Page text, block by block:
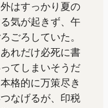
はすっかり夏の
気が起きず、午
ごろしていた。
れだけ必死に書
てしまいそうだ
格的に万策尽き
なげるが、印税